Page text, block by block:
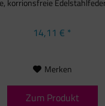
korrionsfreie
14,11 € *
Merken
Zum Produkt